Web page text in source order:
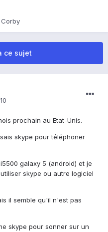
ce sujet
prochain au Etat-Unis.
skype pour téléphoner
galaxy 5 (android) et je
skype ou autre logiciel
il semble qu'il n'est pas
skype pour sonner sur un